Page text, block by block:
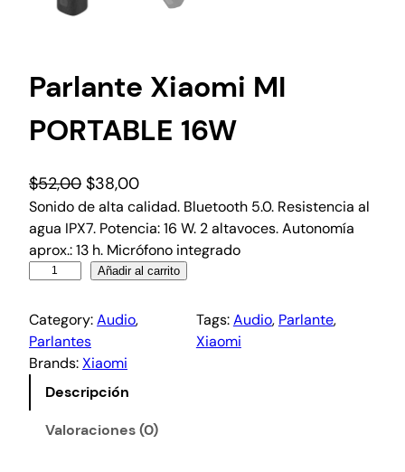
Parlante Xiaomi MI
PORTABLE 16W
$52,00 $38,00
Sonido de alta calidad. Bluetooth 5.0. Resistencia al
agua IPX7. Potencia: 16 W. 2 altavoces. Autonomía
aprox.: 13 h. Micrófono integrado
Añadir al carrito
Category:Audio
Parlantes
Tags:Audio, Parlante,
Xiaomi
Brands:Xiaomi
Descripción
Valoraciones (0)